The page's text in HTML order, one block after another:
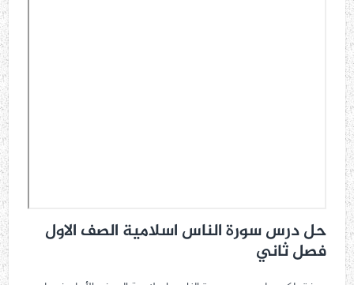
حل درس سورة الناس اسلامية الصف الاول
فصل ثاني